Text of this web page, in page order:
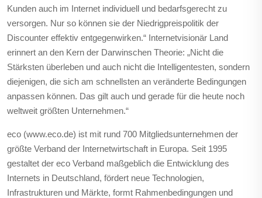
Kunden auch im Internet individuell und bedarfsgerecht zu
versorgen. Nur so können sie der Niedrigpreispolitik der
Discounter effektiv entgegenwirken.“ Internetvisionär Land
erinnert an den Kern der Darwinschen Theorie: „Nicht die
Stärksten überleben und auch nicht die Intelligentesten, sondern
diejenigen, die sich am schnellsten an veränderte Bedingungen
anpassen können. Das gilt auch und gerade für die heute noch
weltweit größten Unternehmen.“
eco (www.eco.de) ist mit rund 700 Mitgliedsunternehmen der
größte Verband der Internetwirtschaft in Europa. Seit 1995
gestaltet der eco Verband maßgeblich die Entwicklung des
Internets in Deutschland, fördert neue Technologien,
Infrastrukturen und Märkte, formt Rahmenbedingungen und